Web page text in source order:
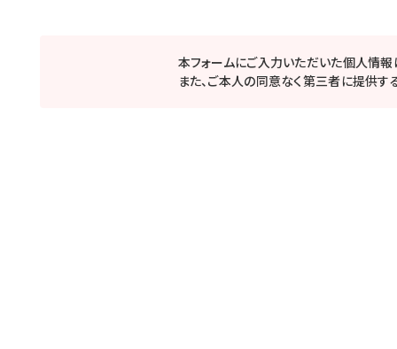
本フォームにご入力いただいた個人情
また、ご本人の同意なく第三者に提供す